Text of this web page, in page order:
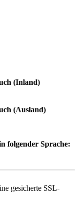
(Inland)
(Ausland)
folgender Sprache:
gesicherte SSL-